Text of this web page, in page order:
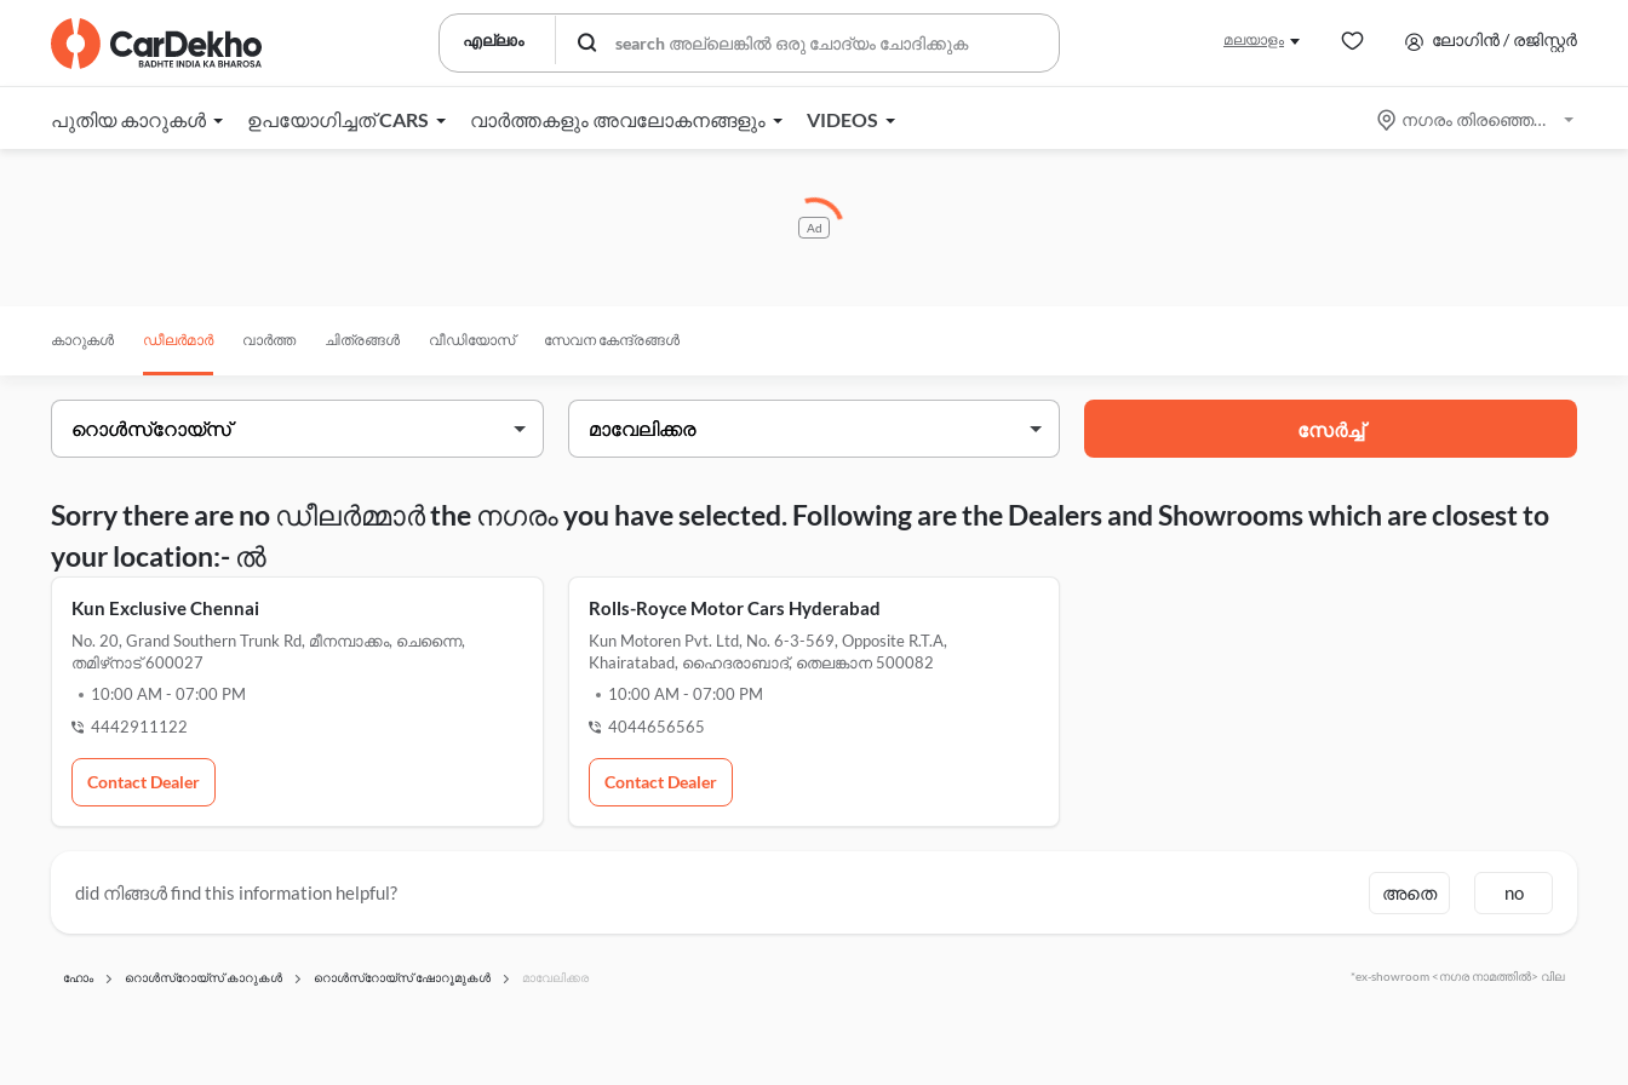
എല്ലാം മലയാളം ലോഗിൻ / രജിസ്റ്റർ
പുതിയ കാറുകൾ ഉപയോഗിച്ചത് CARS വാർത്തകളും അവലോകനങ്ങളും VIDEOS നഗരം തിരഞ്ഞെടുക്കുക
Ad
കാറുകൾ ഡീലർമാർ വാർത്ത ചിത്രങ്ങൾ വീഡിയോസ് സേവന കേന്ദ്രങ്ങൾ
സേർച്ച്
Sorry there are no ഡീലർമ്മാർ the നഗരം you have selected. Following are the Dealers and Showrooms which are closest to
your location:- ൽ
Kun Exclusive Chennai
No. 20, Grand Southern Trunk Rd, മീനമ്പാക്കം, ചെന്നൈ,
തമിഴ്‌നാട് 600027
10:00 AM - 07:00 PM
4442911122
Contact Dealer
Rolls-Royce Motor Cars Hyderabad
Kun Motoren Pvt. Ltd, No. 6-3-569, Opposite R.t.a,
Khairatabad, ഹൈദരാബാദ്, തെലങ്കാന 500082
10:00 AM - 07:00 PM
4044656565
Contact Dealer
did നിങ്ങൾ find this information helpful? അതെ no
ഹോം റൊൾസ്റോയ്സ് കാറുകൾ റൊൾസ്റോയ്സ് ഷോറൂമുകൾ മാവേലിക്കര *ex-showroom <നഗര നാമത്തിൽ> വില